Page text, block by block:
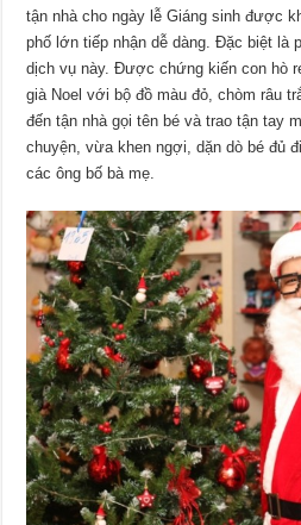
tận nhà cho ngày lễ Giáng sinh được
phố lớn tiếp nhận dễ dàng. Đặc biệt là
dịch vụ này. Được chứng kiến con hò
già Noel với bộ đồ màu đỏ, chòm râu
đến tận nhà gọi tên bé và trao tận tay
chuyện, vừa khen ngợi, dặn dò bé đủ
các ông bố bà mẹ.